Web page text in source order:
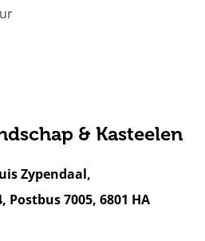
& Kasteelen
Zypendaal,
Postbus 7005, 6801 HA